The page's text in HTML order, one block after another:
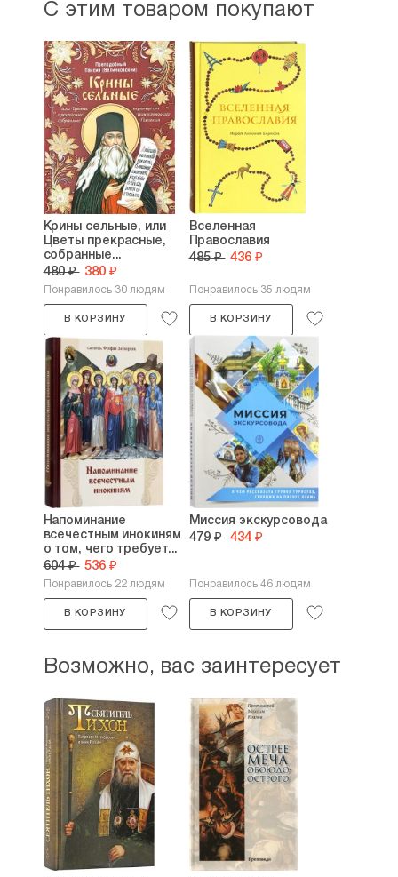
С этим товаром покупают
Крины сельные, или
Цветы прекрасные,
собранные...
480 ₽ 380 ₽
Понравилось 30 людям
В КОРЗИНУ
Вселенная
Православия
485 ₽ 436 ₽
Понравилось 35 людям
В КОРЗИНУ
Напоминание
всечестным инокиням
о том, чего требует...
604 ₽ 536 ₽
Понравилось 22 людям
В КОРЗИНУ
Миссия экскурсовода
479 ₽ 434 ₽
Понравилось 46 людям
В КОРЗИНУ
Возможно, вас заинтересует